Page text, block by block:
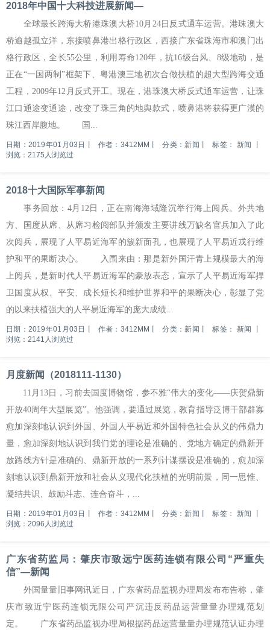
2018年中国十大科技进展新闻—
全球最长跨海大桥港珠澳大桥10月24日反式通车运营。港珠澳大
桥逾越孤立洋，东接喷鼻港出格行政区，西接广东省珠海市和澳门出
格行政区，全长55公里，利用寿命120年，抗16级台风、8级地动，是
正在“一国两制”框架下、粤港澳三地初次合做扶植的超大型跨海交通
工程，2009年12月反式开工。现在，港珠澳大桥反式通车运营，让珠
江口通途变通途，改变了珠三角的地舆款式，喷鼻港将获得更广漠的
珠江西岸腹地。 国...
日期：2019年01月03日 作者：3412MM 分类：新闻 标签： 新闻
浏览：2175人浏览过
2018十大国际军事新闻
事务回放：4月12日，正在南海海域隆沉举行海上阅兵。外共地
方、国度从席、从席习检阅部队并颁发主要讲线万缺名官兵加入了此
次阅兵，展现了人平易近海军的簇新面孔，也展现了人平易近戎行维
护和平的果断决心。 入围来由：那是新外国汗青上规模最大的海
上阅兵，是新时代人平易近海军的豪放表态，宣示了人平易近海军捍
卫国度从权、平安、成长短长和维护世界和平的果断决心，彰显了党
的以来扶植强大的人平易近海军的庞大成绩...
日期：2019年01月03日 作者：3412MM 分类：新闻 标签： 新闻
浏览：2141人浏览过
月度新闻（2018111-1130）
11月13日，习前去国度博物馆，参不雅“伟大的变化——庆贺鼎新
开放40周年大型展览”。他强调，要通过展览，教育指导泛博干部群寡
愈加深刻地认识到外国、外国人平易近和外国特色社会从义的伟鼎力
量，愈加深刻地认识到我们党的理论是准确的、党地方确定的鼎新开
放路线方针是准确的、鼎新开放的一系列计谋摆设是准确的，愈加深
刻地认识到鼎新开放和社会从义现代化扶植的光明前景，同一思惟、
凝结共识、鼓励斗志、连合奋斗，...
日期：2019年01月03日 作者：3412MM 分类：新闻 标签： 新闻
浏览：2096人浏览过
广东省药监局：肇庆市致远宁医药连锁有限公司“严重失
信”—新闻
外国量量旧事网讯近日，广东省药品监视办理局发布布告称，肇
庆市致近宁医药连锁无限公司严沉违反药品运营量量办理规范划
定。 广东省药品监视办理局根据药品运营量量办理规范认证办理